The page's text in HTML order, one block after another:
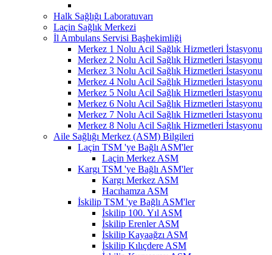
Halk Sağlığı Laboratuvarı
Laçin Sağlık Merkezi
İl Ambulans Servisi Başhekimliği
Merkez 1 Nolu Acil Sağlık Hizmetleri İstasyonu
Merkez 2 Nolu Acil Sağlık Hizmetleri İstasyonu
Merkez 3 Nolu Acil Sağlık Hizmetleri İstasyonu
Merkez 4 Nolu Acil Sağlık Hizmetleri İstasyonu
Merkez 5 Nolu Acil Sağlık Hizmetleri İstasyonu
Merkez 6 Nolu Acil Sağlık Hizmetleri İstasyonu
Merkez 7 Nolu Acil Sağlık Hizmetleri İstasyonu
Merkez 8 Nolu Acil Sağlık Hizmetleri İstasyonu
Aile Sağlığı Merkez (ASM) Bilgileri
Laçin TSM 'ye Bağlı ASM'ler
Laçin Merkez ASM
Kargı TSM 'ye Bağlı ASM'ler
Kargı Merkez ASM
Hacıhamza ASM
İskilip TSM 'ye Bağlı ASM'ler
İskilip 100. Yıl ASM
İskilip Erenler ASM
İskilip Kayaağzı ASM
İskilip Kılıçdere ASM